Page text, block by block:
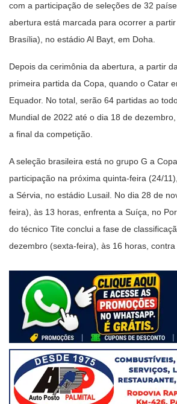
com a participação de seleções de 32
abertura está marcada para ocorrer a
Brasília), no estádio Al Bayt, em Doha.
Depois da cerimônia da abertura, a partir
primeira partida da Copa, quando o Catar
Equador. No total, serão 64 partidas ao
Mundial de 2022 até o dia 18 de
a final da competição.
A seleção brasileira está no grupo G a
participação na próxima quinta-feira (24/
a Sérvia, no estádio Lusail. No dia 28 de
feira), às 13 horas, enfrenta a Suíça, no
do técnico Tite conclui a fase de
dezembro (sexta-feira), às 16 horas,